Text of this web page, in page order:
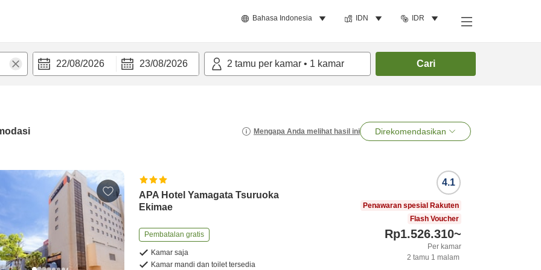
Bahasa Indonesia IDN IDR
22/08/2026 23/08/2026 2 tamu per kamar • 1 kamar Cari
Mengapa Anda melihat hasil ini Direkomendasikan
APA Hotel Yamagata Tsuruoka
Ekimae
Pembatalan gratis
Kamar saja
Kamar mandi dan toilet tersedia
4.1
Penawaran spesial Rakuten
Flash Voucher
Rp1.526.310~
Per kamar
2 tamu 1 malam